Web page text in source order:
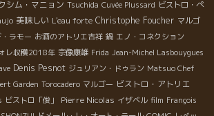
シム・マニョン Tsuchida Cuvée Plussard ビストロ・ペ
美味しい L'eau forte Christophe Foucher マルゴ
ラモー お酒のアトリエ吉祥 鍋 エノ・コネクション
レ収穫2018年 宗像康雄 Frida Jean-Michel Lasbouygues
Denis Pesnot ジュリアン・ドゥラン Matsuo Chef
Garden Torocadero マルゴー ビストロ・アトリエ
ビストロ「俊」 Pierre Nicolas イザベル film François